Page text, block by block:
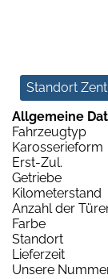
Standort
Allgemeine
Fahrzeugtyp
Karosserieform
Erst-Zul.
Getriebe
Kilometerstand
Anzahl der
Farbe
Standort
Lieferzeit
Unsere